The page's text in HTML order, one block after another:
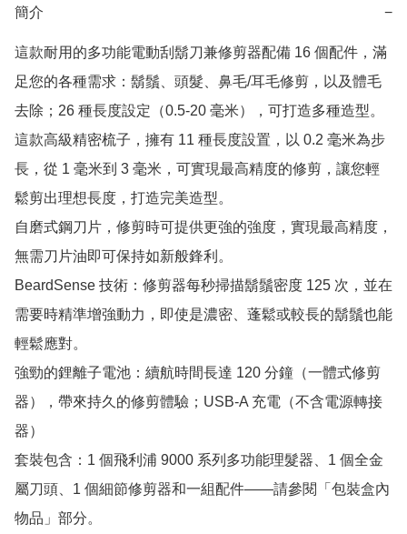
簡介 −
這款耐用的多功能電動刮鬍刀兼修剪器配備 16 個配件，滿
足您的各種需求：鬍鬚、頭髮、鼻毛/耳毛修剪，以及體毛
去除；26 種長度設定（0.5-20 毫米），可打造多種造型。
這款高級精密梳子，擁有 11 種長度設置，以 0.2 毫米為步
長，從 1 毫米到 3 毫米，可實現最高精度的修剪，讓您輕
鬆剪出理想長度，打造完美造型。
自磨式鋼刀片，修剪時可提供更強的強度，實現最高精度，
無需刀片油即可保持如新般鋒利。
BeardSense 技術：修剪器每秒掃描鬍鬚密度 125 次，並在
需要時精準增強動力，即使是濃密、蓬鬆或較長的鬍鬚也能
輕鬆應對。
強勁的鋰離子電池：續航時間長達 120 分鐘（一體式修剪
器），帶來持久的修剪體驗；USB-A 充電（不含電源轉接
器）
套裝包含：1 個飛利浦 9000 系列多功能理髮器、1 個全金
屬刀頭、1 個細節修剪器和一組配件——請參閱「包裝盒內
物品」部分。